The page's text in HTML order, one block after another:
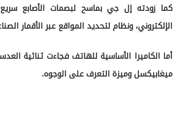
كما زودته إل جي بماسح لبصمات الأصابع سريع
الإلكتروني، ونظام لتحديد المواقع عبر الأقمار الصناعية، ومنفذ
ميغابيكسل وميزة التعرف على الوجوه.